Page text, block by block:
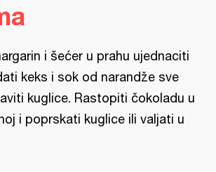
i šećer u prahu ujednaciti
keks i sok od narandže sve
kuglice. Rastopiti čokoladu u
i poprskati kuglice ili valjati u